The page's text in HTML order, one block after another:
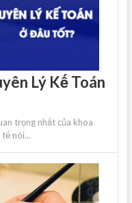
Lý Kế Toán
trọng nhất của khoa
nói...